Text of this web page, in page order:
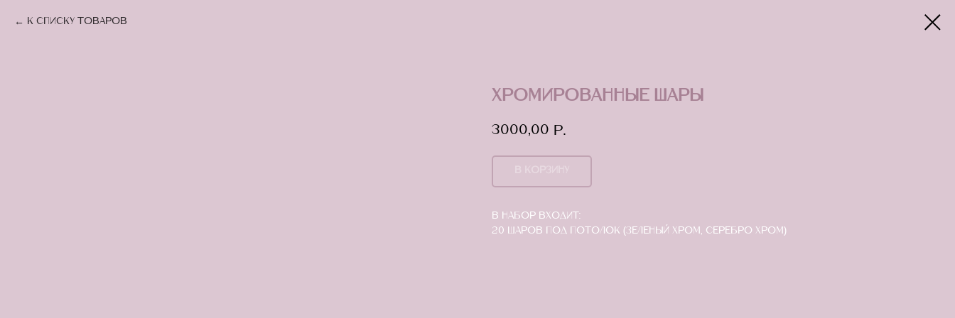
К списку товаров
Хромированные шары
3000,00 р.
В набор входит:
20 Шаров под потолок (зеленый хром, серебро хром)